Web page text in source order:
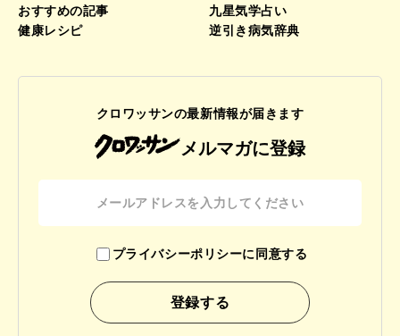
おすすめの記事
九星気学占い
健康レシピ
逆引き病気辞典
クロワッサンの最新情報が届きます
メルマガに登録
プライバシーポリシーに同意する